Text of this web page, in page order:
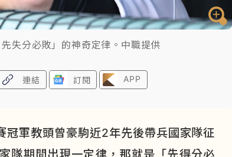
失分必敗」的神奇定律。中職提供
連結 訂閱 APP
冠軍教頭曾豪駒近2年先後帶兵國家隊征
隊期間出現一定律，那就是「先得分必